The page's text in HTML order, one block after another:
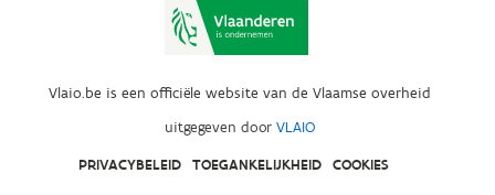
Vlaio.be is een officiële website van de Vlaamse overheid
uitgegeven door VLAIO
PRIVACYBELEID TOEGANKELIJKHEID COOKIES